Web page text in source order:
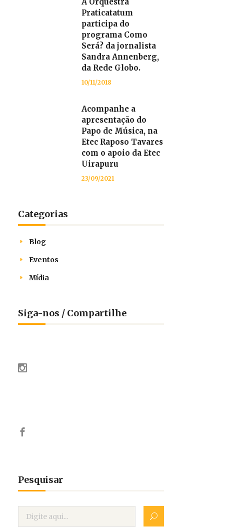
Praticatatum
participa do
programa Como
Será? da jornalista
Sandra Annenberg,
da Rede Globo.
10/11/2018
Acompanhe a
apresentação do
Papo de Música, na
Etec Raposo Tavares
com o apoio da Etec
Uirapuru
23/09/2021
Categorias
Blog
Eventos
Mídia
Siga-nos / Compartilhe
Pesquisar